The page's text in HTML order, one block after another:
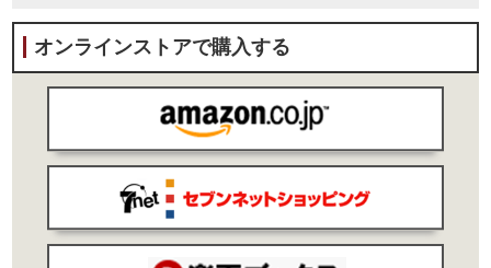
オンラインストアで購入する